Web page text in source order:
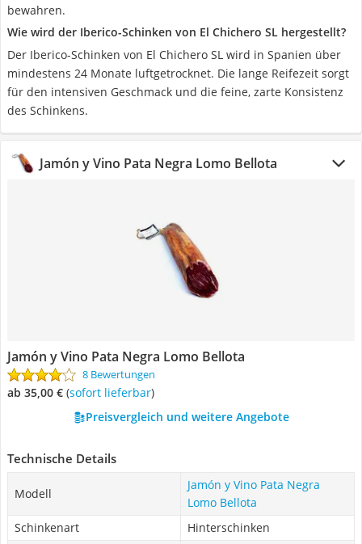
bewahren.
Wie wird der Iberico-Schinken von El Chichero SL hergestellt?
Der Iberico-Schinken von El Chichero SL wird in Spanien über
mindestens 24 Monate luftgetrocknet. Die lange Reifezeit sorgt
für den intensiven Geschmack und die feine, zarte Konsistenz
des Schinkens.
Jamón y Vino Pata Negra Lomo Bellota
Jamón y Vino Pata Negra Lomo Bellota
8 Bewertungen
ab 35,00 € ( Sofort lieferbar)
Preisvergleich und weitere Angebote
Technische Details
Modell
Jamón y Vino Pata Negra
Lomo Bellota
Schinkenart
Hinterschinken